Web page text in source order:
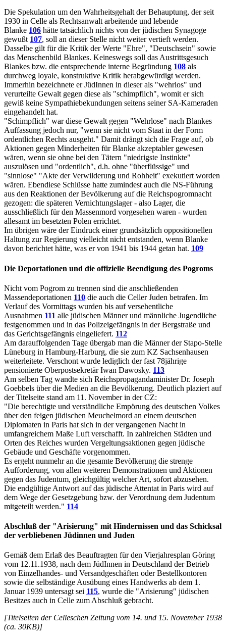
Die Spekulation um den Wahrheitsgehalt der Behauptung, der seit
1930 in Celle als Rechtsanwalt arbeitende und lebende
Blanke 106 hätte tatsächlich nichts von der jüdischen Synagoge
gewußt 107, soll an dieser Stelle nicht weiter vertieft werden.
Dasselbe gilt für die Kritik der Werte "Ehre", "Deutschsein" sowie
das Menschenbild Blankes. Keineswegs soll das Austrittsgesuch
Blankes bzw. die entsprechende interne Begründung 108 als
durchweg loyale, konstruktive Kritik herabgewürdigt werden.
Immerhin bezeichnete er JüdInnen in dieser als "wehrlos" und
verurteilte Gewalt gegen diese als "schimpflich", womit er sich
gewiß keine Sympathiebekundungen seitens seiner SA-Kameraden
eingehandelt hat.
"Schimpflich" war diese Gewalt gegen "Wehrlose" nach Blankes
Auffassung jedoch nur, "wenn sie nicht vom Staat in der Form
ordentlichen Rechts ausgeht." Damit drängt sich die Frage auf, ob
Aktionen gegen Minderheiten für Blanke akzeptabler gewesen
wären, wenn sie ohne bei den Tätern "niedrigste Instinkte"
auszulösen und "ordentlich", d.h. ohne "überflüssige" und
"sinnlose" "Akte der Verwilderung und Rohheit" exekutiert worden
wären. Ebendiese Schlüsse hatte zumindest auch die NS-Führung
aus den Reaktionen der Bevölkerung auf die Reichspogromnacht
gezogen: die späteren Vernichtungslager - also Lager, die
ausschließlich für den Massenmord vorgesehen waren - wurden
allesamt im besetzten Polen errichtet.
Im übrigen wäre der Eindruck einer grundsätzlich oppositionellen
Haltung zur Regierung vielleicht nicht entstanden, wenn Blanke
davon berichtet hätte, was er von 1941 bis 1944 getan hat. 109
Die Deportationen und die offizielle Beendigung des Pogroms
Nicht vom Pogrom zu trennen sind die anschließenden
Massendeportationen 110 die auch die Celler Juden betrafen. Im
Verlauf des Vormittags wurden bis auf versehentliche
Ausnahmen 111 alle jüdischen Männer und männliche Jugendliche
festgenommen und in das Polizeigefängnis in der Bergstraße und
das Gerichtsgefängnis eingeliefert. 112
Am darauffolgenden Tage übergab man die Männer der Stapo-Stelle
Lüneburg in Hamburg-Harburg, die sie zum KZ Sachsenhausen
weiterleitete. Verschont wurde lediglich der fast 78jährige
pensionierte Oberpostsekretär Iwan Dawosky. 113
Am selben Tag wandte sich Reichspropagandaminister Dr. Joseph
Goebbels über die Medien an die Bevölkerung. Deutlich plaziert auf
der Titelseite stand am 11. November in der CZ:
"Die berechtigte und verständliche Empörung des deutschen Volkes
über den feigen jüdischen Meuchelmord an einem deutschen
Diplomaten in Paris hat sich in der vergangenen Nacht in
umfangreichem Maße Luft verschafft. In zahlreichen Städten und
Orten des Reiches wurden Vergeltungsaktionen gegen jüdische
Gebäude und Geschäfte vorgenommen.
Es ergeht nunmehr an die gesamte Bevölkerung die strenge
Aufforderung, von allen weiteren Demonstrationen und Aktionen
gegen das Judentum, gleichgültig welcher Art, sofort abzusehen.
Die endgültige Antwort auf das jüdische Attentat in Paris wird auf
dem Wege der Gesetzgebung bzw. der Verordnung dem Judentum
mitgeteilt werden." 114
Abschluß der "Arisierung" mit Hindernissen und das Schicksal
der verbliebenen Jüdinnen und Juden
Gemäß dem Erlaß des Beauftragten für den Vierjahresplan Göring
vom 12.11.1938, nach dem JüdInnen in Deutschland der Betrieb
von Einzelhandes- und Versandgeschäften oder Bestellkontoren
sowie die selbständige Ausübung eines Handwerks ab dem 1.
Januar 1939 untersagt sei 115, wurde die "Arisierung" jüdischen
Besitzes auch in Celle zum Abschluß gebracht.
[Titelseiten der Celleschen Zeitung vom 14. und 15. November 1938
(ca. 30KB)]